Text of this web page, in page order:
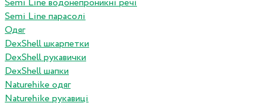
Semi Line водонепроникні речі
Semi Line парасолі
Одяг
DexShell шкарпетки
DexShell рукавички
DexShell шапки
Naturehike одяг
Naturehike рукавиці